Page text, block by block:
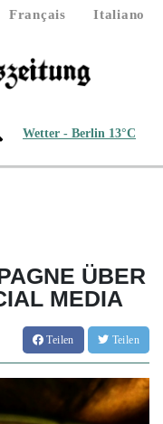
Français
Italiano
Wetter - Berlin 13°C
ÜBER
MEDIA
Teilen Teilen